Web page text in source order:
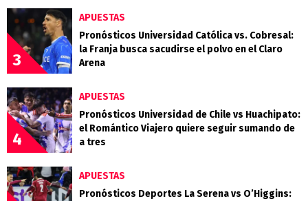
3
APUESTAS
Pronósticos Universidad Católica vs. Cobresal:
la Franja busca sacudirse el polvo en el Claro
Arena
4
APUESTAS
Pronósticos Universidad de Chile vs Huachipato:
el Romántico Viajero quiere seguir sumando de
a tres
APUESTAS
Pronósticos Deportes La Serena vs O’Higgins: